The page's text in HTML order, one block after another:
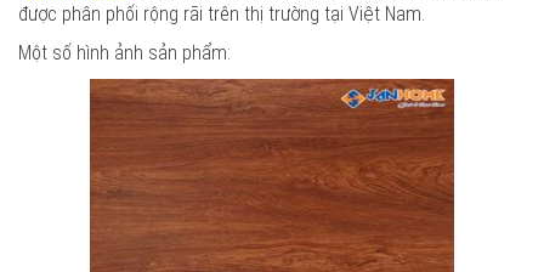
được phân phối rộng rãi trên thị trường tại Việt Nam.
Một số hình ảnh sản phẩm: